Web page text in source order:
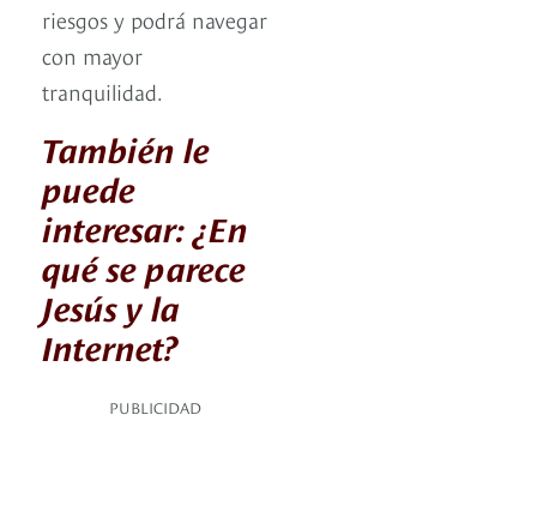
riesgos y podrá navegar
con mayor
tranquilidad.
También le
puede
interesar: ¿En
qué se parece
Jesús y la
Internet?
PUBLICIDAD